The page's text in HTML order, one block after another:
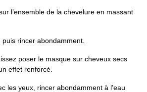
l’ensemble de la chevelure en massant
rincer abondamment.
poser le masque sur cheveux secs
effet renforcé.
les yeux, rincer abondamment à l’eau